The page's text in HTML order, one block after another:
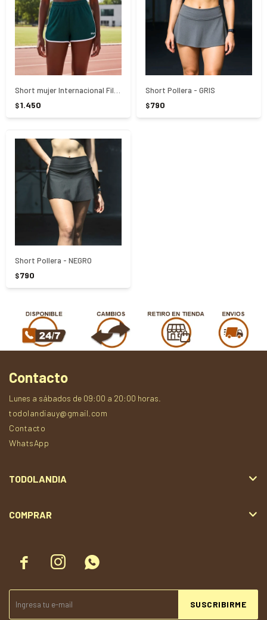
Short mujer Internacional Fila - Verde
$1.450
Short Pollera - GRIS
$790
Short Pollera - NEGRO
$790
  
SUSCRIBIRME
Contacto
Lunes a sábados de 09:00 a 20:00 horas.
todolandiauy@gmail.com
Contacto
WhatsApp
TODOLANDIA
COMPRAR